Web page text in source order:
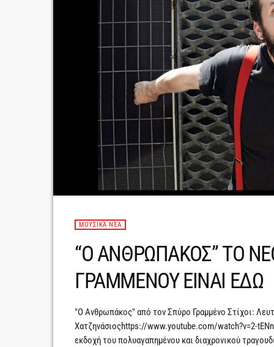
ΜΟΥΣΙΚΆ ΝΈΑ
“Ο ΑΝΘΡΩΠΑΚΟΣ” ΤΟ
ΓΡΑΜΜΕΝΟΥ ΕΙΝΑΙ ΕΔΩ
"Ο Ανθρωπάκος" από τον Σπύρο Γραμμένο Στίχοι:
Χατζηνάσιοςhttps://www.youtube.com/watch?v=2-
εκδοχή του πολυαγαπημένου και διαχρονικού